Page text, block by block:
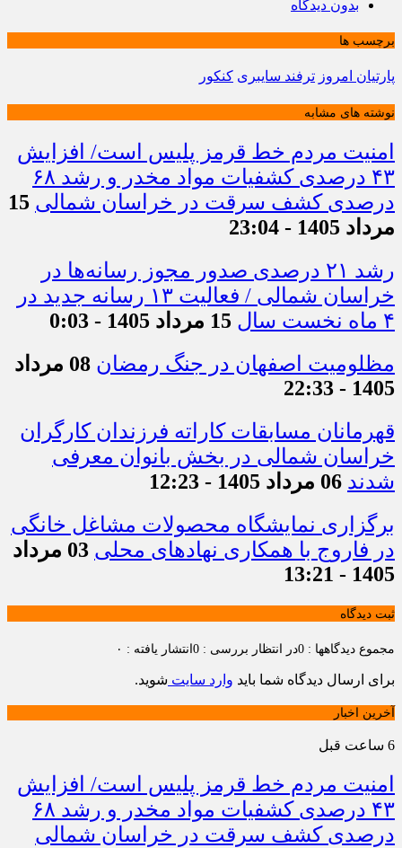
بدون دیدگاه
برچسب ها
پارتیان امروز ترفند سایبری کنکور
نوشته های مشابه
امنیت مردم خط قرمز پلیس است/ افزایش
۴۳ درصدی کشفیات مواد مخدر و رشد ۶۸
درصدی کشف سرقت در خراسان شمالی 15
مرداد 1405 - 23:04
رشد ۲۱ درصدی صدور مجوز رسانه‌ها در
خراسان شمالی / فعالیت ۱۳ رسانه جدید در
۴ ماه نخست سال
15 مرداد 1405 - 0:03
مظلومیت اصفهان در جنگ رمضان
08 مرداد
1405 - 22:33
قهرمانان مسابقات کاراته فرزندان کارگران
خراسان شمالی در بخش بانوان معرفی
شدند 06 مرداد 1405 - 12:23
برگزاری نمایشگاه محصولات مشاغل خانگی
در فاروج با همکاری نهادهای محلی
03 مرداد
1405 - 13:21
ثبت دیدگاه
مجموع دیدگاهها : 0 در انتظار بررسی : 0 انتشار یافته : ۰
برای ارسال دیدگاه شما باید وارد سایت شوید.
آخرین اخبار
6 ساعت قبل
امنیت مردم خط قرمز پلیس است/ افزایش
۴۳ درصدی کشفیات مواد مخدر و رشد ۶۸
درصدی کشف سرقت در خراسان شمالی